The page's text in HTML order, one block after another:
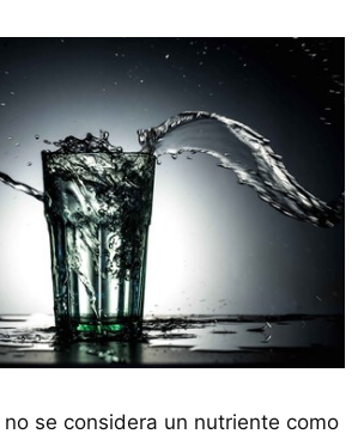
no se considera un nutriente como